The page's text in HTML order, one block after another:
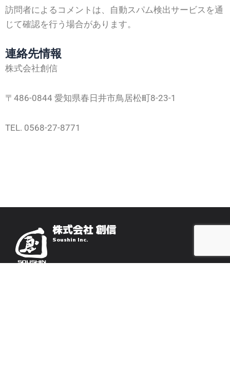
訪問者によるコメントは、自動スパム検出サービスを通
じて確認を行う場合があります。
連絡先情報
株式会社創信
〒486-0844 愛知県春日井市鳥居松町8-23-1
TEL. 0568-27-8771
株式会社 創信
Soushin Inc.